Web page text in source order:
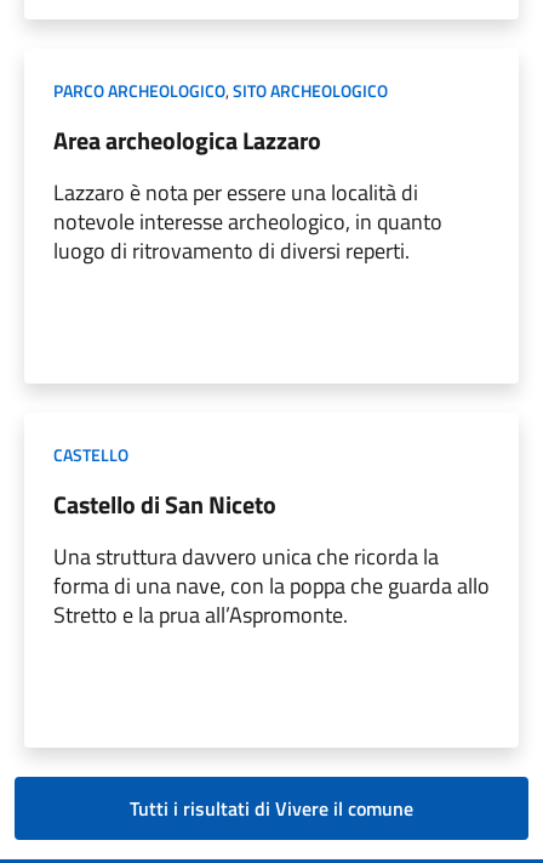
PARCO ARCHEOLOGICO,SITO ARCHEOLOGICO
Area archeologica Lazzaro
Lazzaro è nota per essere una località di
notevole interesse archeologico, in quanto
luogo di ritrovamento di diversi reperti.
CASTELLO
Castello di San Niceto
Una struttura davvero unica che ricorda la
forma di una nave, con la poppa che guarda allo
Stretto e la prua all’Aspromonte.
Tutti i risultati di Vivere il comune